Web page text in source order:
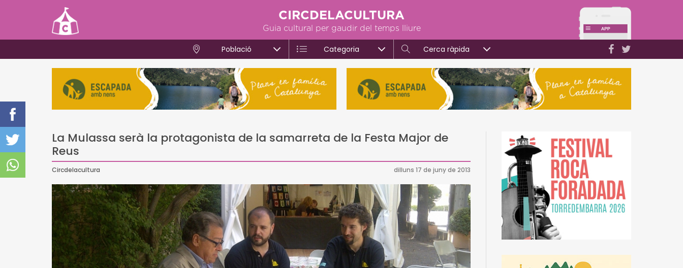
CIRCDELACULTURA
Guia cultural per gaudir del temps lliure
Població Categoria Cerca ràpida
La Mulassa serà la protagonista de la samarreta de la Festa Major de
Reus
Circdelacultura dilluns 17 de juny de 2013